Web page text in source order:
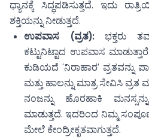
ಧ್ಯಾನಕ್ಕೆ ಸಿದ್ಧಪಡಿಸುತ್ತದೆ. ಇದು
ಶಕ್ತಿಯನ್ನು ನೀಡುತ್ತದೆ.
ಉಪವಾಸ (ವ್ರತ):ಭಕ್ತರು
ಕಟ್ಟುನಿಟ್ಟಾದ ಉಪವಾಸ
ಕುಡಿಯದೆ ‘ನಿರಾಹಾರ’ ವ್ರತವನ್ನು
ಮತ್ತು ಹಾಲನ್ನು ಮಾತ್ರ ಸೇವಿಸಿ ವ್ರತ
ನಂಜನ್ನು ಹೊರಹಾಕಿ
ಮಾಡುತ್ತದೆ. ಇದರಿಂದ ನಿಮ್ಮ
ಮೇಲೆ ಕೇಂದ್ರೀಕೃತವಾಗುತ್ತದೆ.